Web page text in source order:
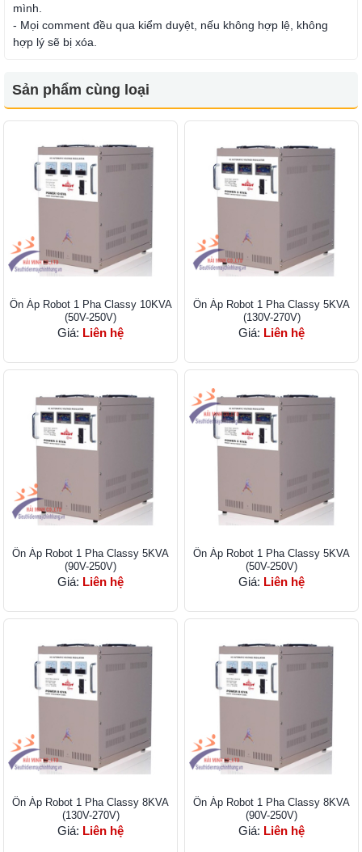
mình.
- Mọi comment đều qua kiểm duyệt, nếu không hợp lệ, không
hợp lý sẽ bị xóa.
Sản phẩm cùng loại
Ổn Áp Robot 1 Pha Classy 10KVA
(50V-250V)
Giá: Liên hệ
Ổn Áp Robot 1 Pha Classy 5KVA
(130V-270V)
Giá: Liên hệ
Ổn Áp Robot 1 Pha Classy 5KVA
(90V-250V)
Giá: Liên hệ
Ổn Áp Robot 1 Pha Classy 5KVA
(50V-250V)
Giá: Liên hệ
Ổn Áp Robot 1 Pha Classy 8KVA
(130V-270V)
Giá: Liên hệ
Ổn Áp Robot 1 Pha Classy 8KVA
(90V-250V)
Giá: Liên hệ